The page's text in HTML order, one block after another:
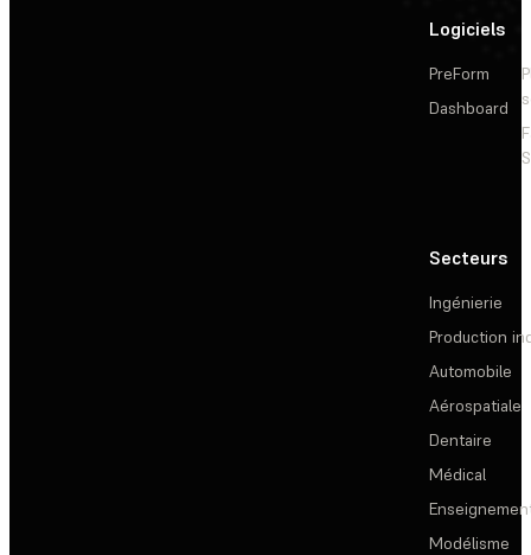
Logiciels
PreForm
Dashboard
Secteurs
Ingénierie
Production
Automobile
Aérospatiale
Dentaire
Médical
Modélisme